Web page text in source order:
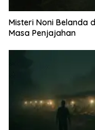
Misteri Noni Belanda
Masa Penjajahan